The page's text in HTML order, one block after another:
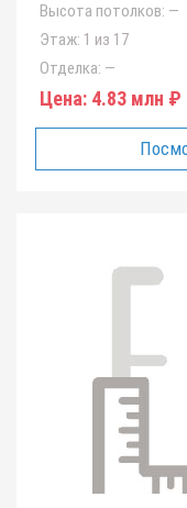
Высота потолков: —
Этаж: 1 из 17
Отделка: —
Цена: 4.83 млн ₽